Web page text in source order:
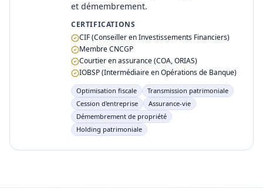
et démembrement.
CERTIFICATIONS
CIF (Conseiller en Investissements Financiers)
Membre CNCGP
Courtier en assurance (COA, ORIAS)
IOBSP (Intermédiaire en Opérations de Banque)
Optimisation fiscale
Transmission patrimoniale
Cession d'entreprise
Assurance-vie
Démembrement de propriété
Holding patrimoniale